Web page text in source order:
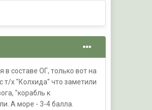
составе ОГ, только вот на
т/х "Колхида" что заметили
"корабль к
А море - 3-4 балла.